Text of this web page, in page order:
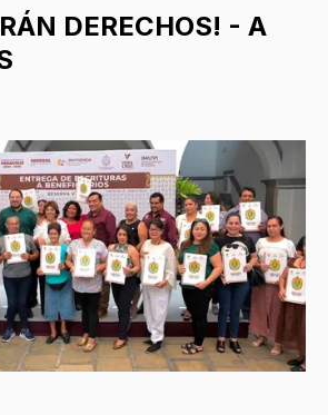
DERECHOS! - A